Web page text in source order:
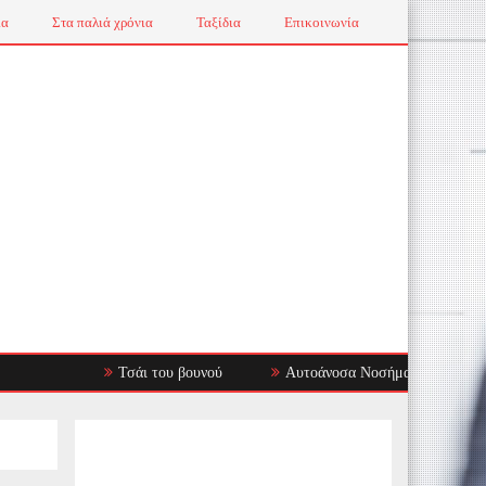
Στα παλιά χρόνια Ταξίδια Επικοινωνία
Τσάι του βουνού Αυτοάνοσα Νοσήματα: Όταν το